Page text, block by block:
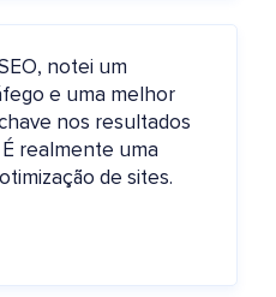
notei um
e uma melhor
nos resultados
realmente uma
de sites.